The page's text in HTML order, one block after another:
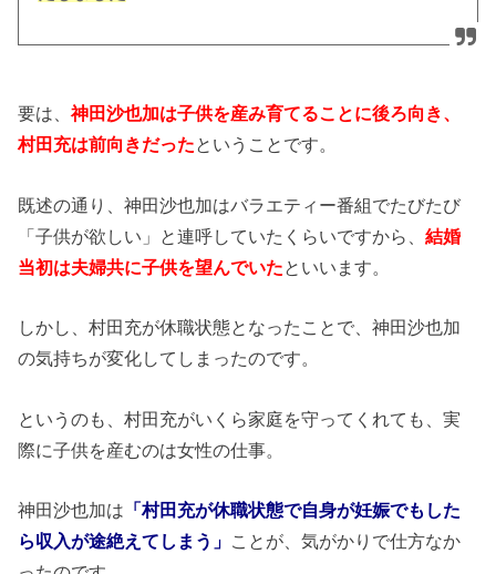
要は、神田沙也加は子供を産み育てることに後ろ向き、
村田充は前向きだったということです。
既述の通り、神田沙也加はバラエティー番組でたびたび
「子供が欲しい」と連呼していたくらいですから、結婚
当初は夫婦共に子供を望んでいたといいます。
しかし、村田充が休職状態となったことで、神田沙也加
の気持ちが変化してしまったのです。
というのも、村田充がいくら家庭を守ってくれても、実
際に子供を産むのは女性の仕事。
神田沙也加は 「村田充が休職状態で自身が妊娠でもした
ら収入が途絶えてしまう」 ことが、気がかりで仕方なか